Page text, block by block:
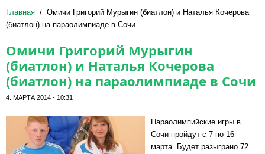
Главная / Омичи Григорий Мурыгин (биатлон) и Наталья Кочерова
(биатлон) на параолимпиаде в Сочи
Омичи Григорий Мурыгин
(биатлон) и Наталья Кочерова
(биатлон) на параолимпиаде в Сочи
4. МАРТА 2014 - 10:31
Параолимпийские игры в
Сочи пройдут с 7 по 16
марта. Будет разыграно 72